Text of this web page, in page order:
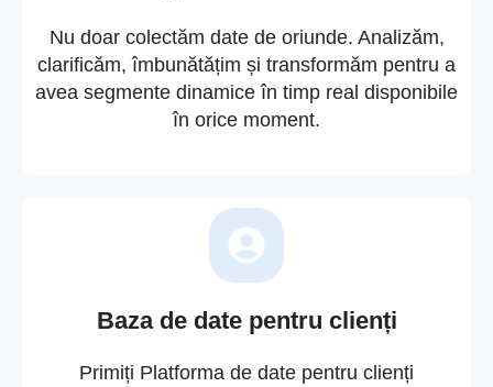
Nu doar colectăm date de oriunde. Analizăm,
clarificăm, îmbunătățim și transformăm pentru a
avea segmente dinamice în timp real disponibile
în orice moment.
Baza de date pentru clienți
Primiți Platforma de date pentru clienți